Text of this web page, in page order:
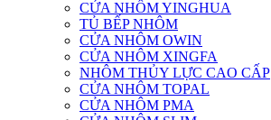
CỬA NHÔM YINGHUA
TỦ BẾP NHÔM
CỬA NHÔM OWIN
CỬA NHÔM XINGFA
NHÔM THỦY LỰC CAO CẤP
CỬA NHÔM TOPAL
CỬA NHÔM PMA